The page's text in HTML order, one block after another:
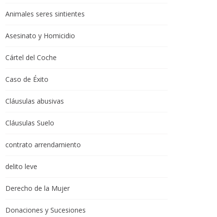
Animales seres sintientes
Asesinato y Homicidio
Cártel del Coche
Caso de Éxito
Cláusulas abusivas
Cláusulas Suelo
contrato arrendamiento
delito leve
Derecho de la Mujer
Donaciones y Sucesiones